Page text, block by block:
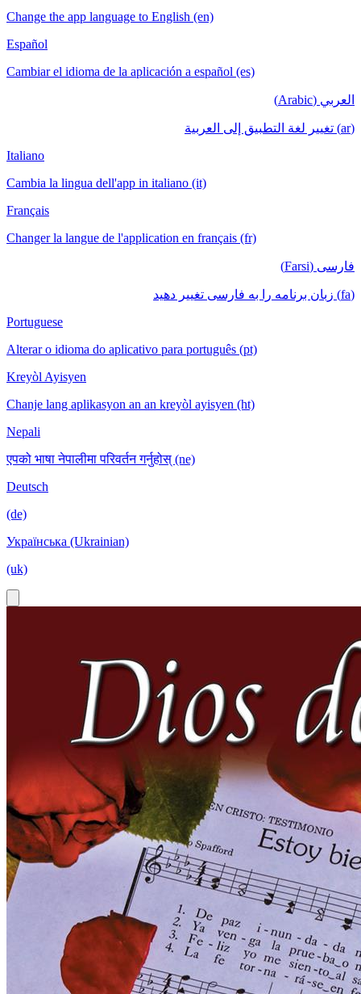
Change the app language to English (en)
Español
Cambiar el idioma de la aplicación a español (es)
العربي (Arabic)
(ar) تغيير لغة التطبيق إلى العربية
Italiano
Cambia la lingua dell'app in italiano (it)
Français
Changer la langue de l'application en français (fr)
فارسی (Farsi)
(fa) زبان برنامه را به فارسی تغییر دهید
Portuguese
Alterar o idioma do aplicativo para português (pt)
Kreyòl Ayisyen
Chanje lang aplikasyon an an kreyòl ayisyen (ht)
Nepali
एपको भाषा नेपालीमा परिवर्तन गर्नुहोस् (ne)
Deutsch
(de)
Українська (Ukrainian)
(uk)